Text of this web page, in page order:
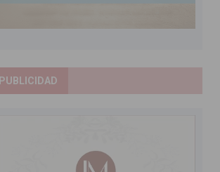
PUBLICIDAD